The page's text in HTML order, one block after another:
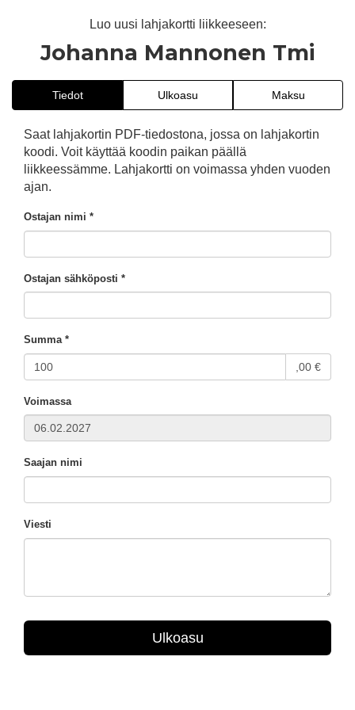
Luo uusi lahjakortti liikkeeseen:
Johanna Mannonen Tmi
Tiedot Ulkoasu Maksu
Saat lahjakortin PDF-tiedostona, jossa on lahjakortin
koodi. Voit käyttää koodin paikan päällä
liikkeessämme. Lahjakortti on voimassa yhden vuoden
ajan.
Ostajan nimi *
Ostajan sähköposti *
Summa *
,00 €
Voimassa
Saajan nimi
Viesti
Ulkoasu